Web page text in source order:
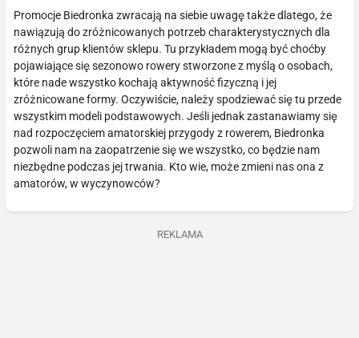
Promocje Biedronka zwracają na siebie uwagę także dlatego, że
nawiązują do zróżnicowanych potrzeb charakterystycznych dla
różnych grup klientów sklepu. Tu przykładem mogą być choćby
pojawiające się sezonowo rowery stworzone z myślą o osobach,
które nade wszystko kochają aktywność fizyczną i jej
zróżnicowane formy. Oczywiście, należy spodziewać się tu przede
wszystkim modeli podstawowych. Jeśli jednak zastanawiamy się
nad rozpoczęciem amatorskiej przygody z rowerem, Biedronka
pozwoli nam na zaopatrzenie się we wszystko, co będzie nam
niezbędne podczas jej trwania. Kto wie, może zmieni nas ona z
amatorów, w wyczynowców?
REKLAMA